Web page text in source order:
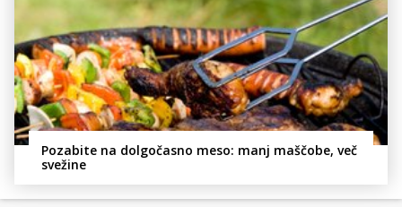
Pozabite na dolgočasno meso: manj maščobe, več
svežine